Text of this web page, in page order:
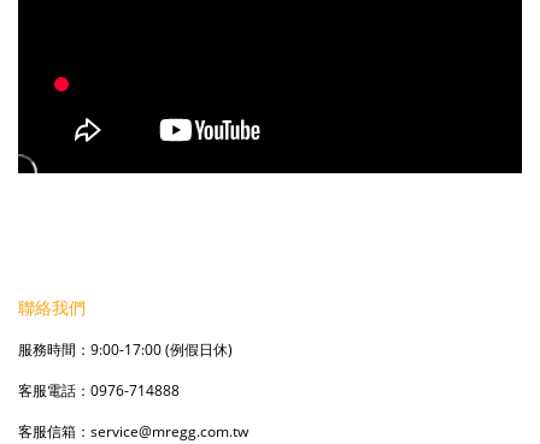
聯絡我們
服務時間：9:00-17:00 (例假日休)
客服電話：0976-714888
客服信箱：service@mregg.com.tw